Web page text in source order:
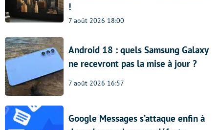
!
7 août 2026 18:00
Android 18 : quels Samsung Galaxy
ne recevront pas la mise à jour ?
7 août 2026 16:57
Google Messages s’attaque enfin à